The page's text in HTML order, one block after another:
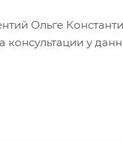
Ольге
у